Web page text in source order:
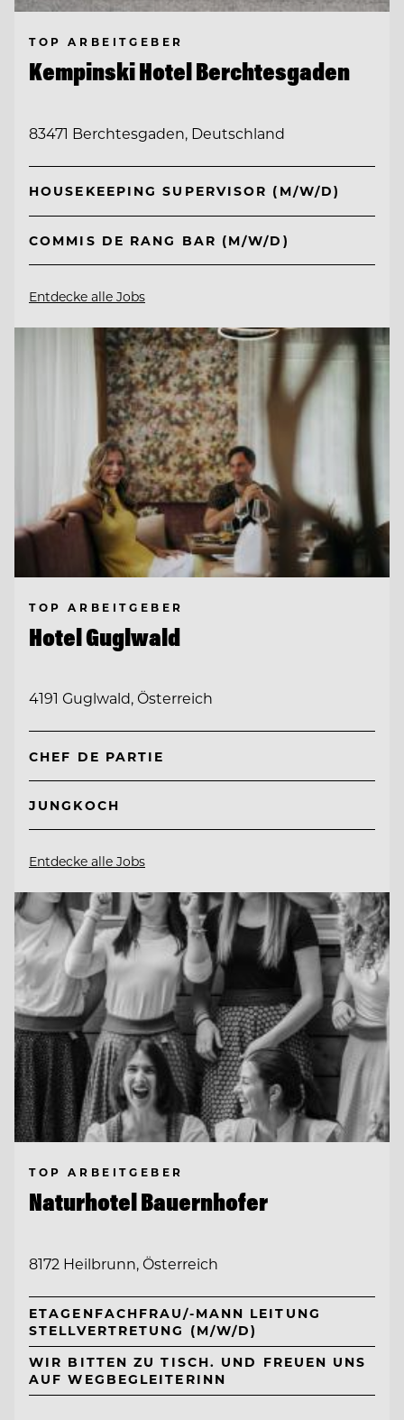
TOP ARBEITGEBER
Kempinski Hotel Berchtesgaden
83471 Berchtesgaden, Deutschland
HOUSEKEEPING SUPERVISOR (M/W/D)
COMMIS DE RANG BAR (M/W/D)
Entdecke alle Jobs
TOP ARBEITGEBER
Hotel Guglwald
4191 Guglwald, Österreich
CHEF DE PARTIE
JUNGKOCH
Entdecke alle Jobs
TOP ARBEITGEBER
Naturhotel Bauernhofer
8172 Heilbrunn, Österreich
ETAGENFACHFRAU/-MANN LEITUNG
STELLVERTRETUNG (M/W/D)
WIR BITTEN ZU TISCH. UND FREUEN UNS
AUF WEGBEGLEITERINN